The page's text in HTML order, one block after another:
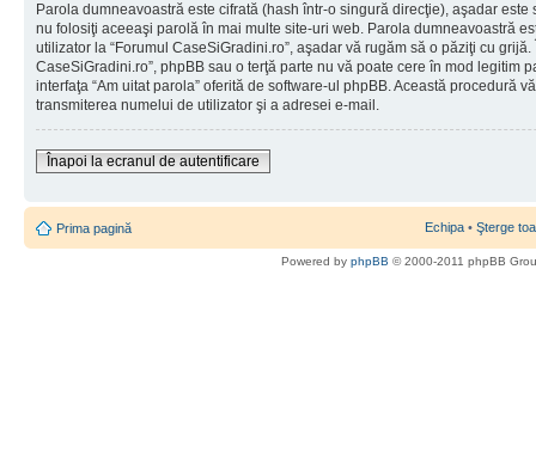
Parola dumneavoastră este cifrată (hash într-o singură direcţie), aşadar este
nu folosiţi aceeaşi parolă în mai multe site-uri web. Parola dumneavoastră
utilizator la “Forumul CaseSiGradini.ro”, aşadar vă rugăm să o păziţi cu
CaseSiGradini.ro”, phpBB sau o terţă parte nu vă poate cere în mod legitim
interfaţa “Am uitat parola” oferită de software-ul phpBB. Această procedură
transmiterea numelui de utilizator şi a adresei e-mail.
Înapoi la ecranul de autentificare
Prima pagină Echipa • Şterge
Powered by phpBB © 2000-2011 phpBB